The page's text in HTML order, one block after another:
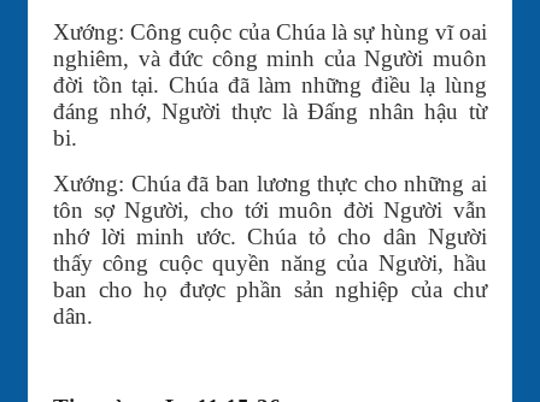
Xướng: Công cuộc của Chúa là sự hùng vĩ oai
nghiêm, và đức công minh của Người muôn
đời tồn tại. Chúa đã làm những điều lạ lùng
đáng nhớ, Người thực là Ðấng nhân hậu từ
bi.
Xướng: Chúa đã ban lương thực cho những ai
tôn sợ Người, cho tới muôn đời Người vẫn
nhớ lời minh ước. Chúa tỏ cho dân Người
thấy công cuộc quyền năng của Người, hầu
ban cho họ được phần sản nghiệp của chư
dân.